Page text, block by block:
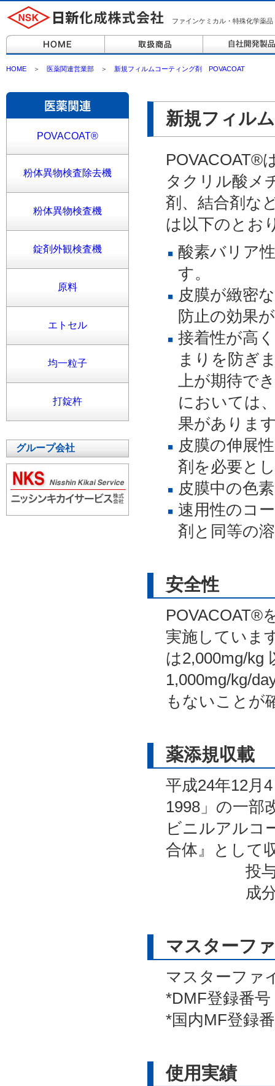
ファインケミカル・特殊化学薬
HOME ＞ 医薬関連営業部 ＞ 新規フィルムコーティング剤 POVACOAT
POVACOAT®
粉体異物検査除去機
粉体異物検査機
錠剤外観検査機
原料
エトセル
均一粒子
打錠杵
グループ会社
新規フィル
POVACOAT®
タクリル酸メ
剤、結合剤な
は以下のとお
酸素バリア
す。
皮膜が緻密
防止の効果
接着性が高
まりを防ぎ
上が期待で
においては
果がありま
皮膜の伸展
剤を必要と
皮膜中の色
速用性のコ
剤と同等の
安全性
POVACOAT®
実施していま
は2,000mg/kg
1,000mg/kg/
もないことが
薬添規収載
平成24年12月
1998」の一部
ビニルアルコ
合体』として
投与経
成分コ
マスターフ
マスターファ
*DMF登録
*国内MF登録
使用実績